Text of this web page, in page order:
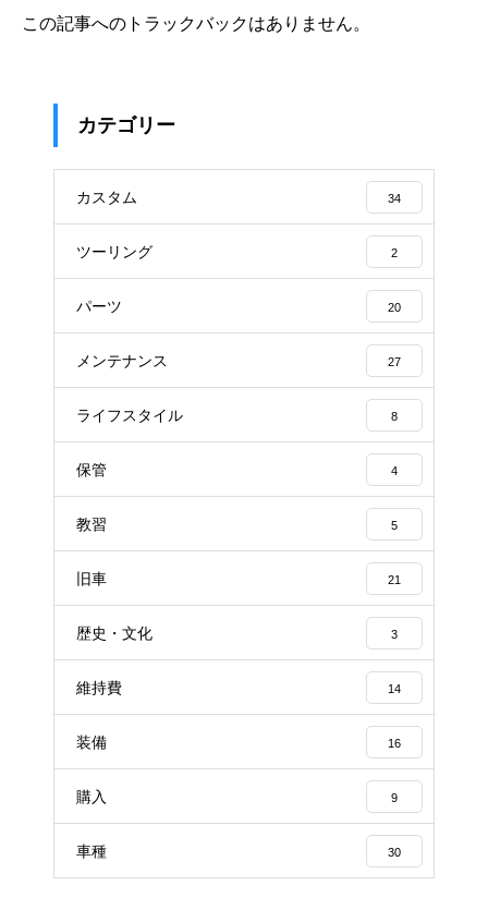
この記事へのトラックバックはありません。
カテゴリー
カスタム 34
ツーリング 2
パーツ 20
メンテナンス 27
ライフスタイル 8
保管 4
教習 5
旧車 21
歴史・文化 3
維持費 14
装備 16
購入 9
車種 30